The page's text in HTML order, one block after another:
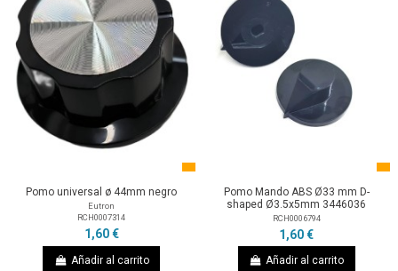
Pomo universal ø 44mm negro
Eutron
RCH0007314
1,60 €
Añadir al carrito
Pomo Mando ABS Ø33 mm D-
shaped Ø3.5x5mm 3446036
RCH0006794
1,60 €
Añadir al carrito